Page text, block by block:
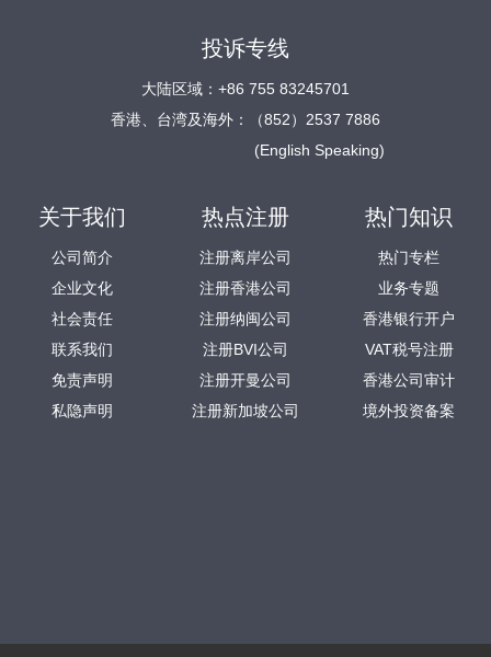
投诉专线
大陆区域：+86 755 83245701
香港、台湾及海外：（852）2537 7886
(English Speaking)
关于我们
公司简介
企业文化
社会责任
联系我们
免责声明
私隐声明
热点注册
注册离岸公司
注册香港公司
注册纳闽公司
注册BVI公司
注册开曼公司
注册新加坡公司
热门知识
热门专栏
业务专题
香港银行开户
VAT税号注册
香港公司审计
境外投资备案